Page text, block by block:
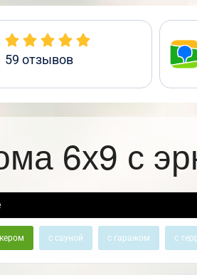
59 отзывов
6х9 с
с сауной с гаражом с